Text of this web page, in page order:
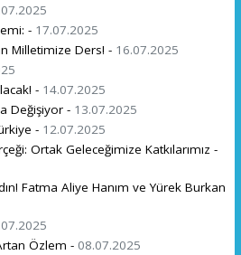
- 17.07.2025
Milletimize Ders! - 16.07.2025
- 14.07.2025
Değişiyor - 13.07.2025
- 12.07.2025
Ortak Geleceğimize Katkılarımız -
Fatma Aliye Hanım ve Yürek Burkan
Özlem - 08.07.2025